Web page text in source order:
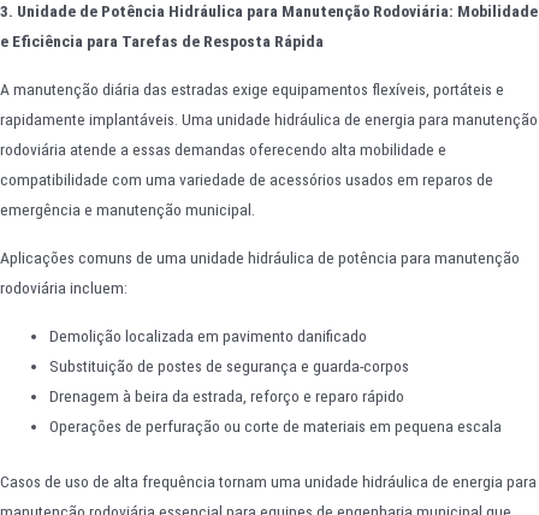
3. Unidade de Potência Hidráulica para Manutenção Rodoviária: Mobilidade
e Eficiência para Tarefas de Resposta Rápida
A manutenção diária das estradas exige equipamentos flexíveis, portáteis e
rapidamente implantáveis. Uma unidade hidráulica de energia para manutenção
rodoviária atende a essas demandas oferecendo alta mobilidade e
compatibilidade com uma variedade de acessórios usados em reparos de
emergência e manutenção municipal.
Aplicações comuns de uma unidade hidráulica de potência para manutenção
rodoviária incluem:
Demolição localizada em pavimento danificado
Substituição de postes de segurança e guarda-corpos
Drenagem à beira da estrada, reforço e reparo rápido
Operações de perfuração ou corte de materiais em pequena escala
Casos de uso de alta frequência tornam uma unidade hidráulica de energia para